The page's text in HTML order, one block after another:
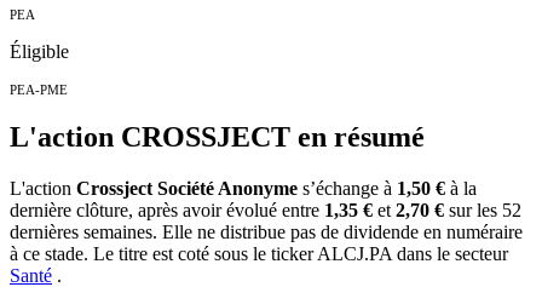
PEA
Éligible
PEA-PME
L'action CROSSJECT en résumé
L'action Crossject Société Anonyme s’échange à 1,50 € à la
dernière clôture, après avoir évolué entre 1,35 € et 2,70 € sur les 52
dernières semaines. Elle ne distribue pas de dividende en numéraire
à ce stade. Le titre est coté sous le tickerALCJ.PA dans le secteur
Santé .